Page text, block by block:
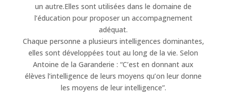
un autre.Elles sont utilisées dans le domaine de
l’éducation pour proposer un accompagnement
adéquat.
Chaque personne a plusieurs intelligences dominantes,
elles sont développées tout au long de la vie. Selon
Antoine de la Garanderie : “C’est en donnant aux
élèves l’intelligence de leurs moyens qu’on leur donne
les moyens de leur intelligence”.